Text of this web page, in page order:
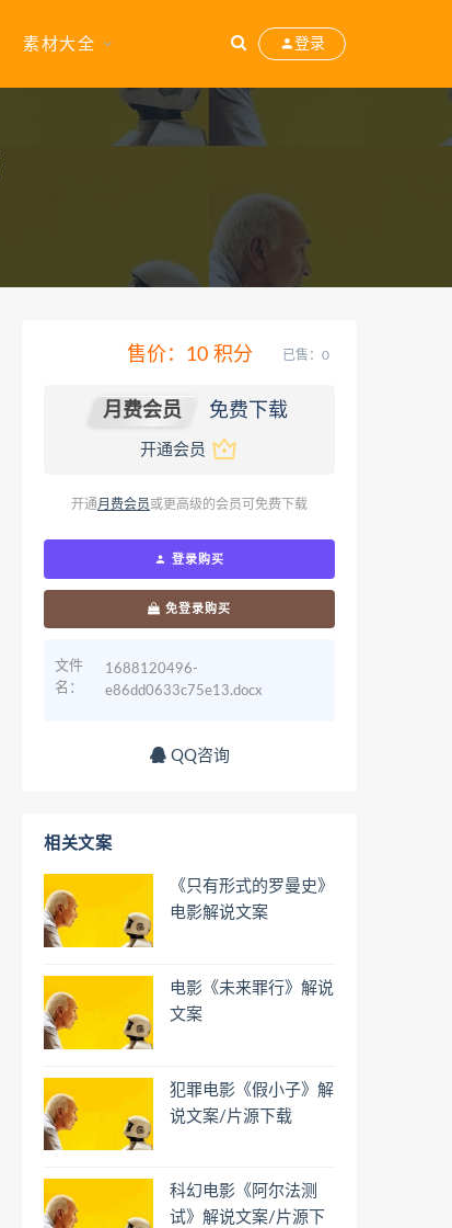
素材大全 登录
售价： 10积分
月费会员 免费下载
开通会员
开通月费会员或更高级的会员可免费下载
已售：0
登录购买
免登录购买
文件
名：
1688120496-
e86dd0633c75e13.docx
QQ咨询
相关文案
《只有形式的罗曼史》
电影解说文案
电影《未来罪行》解说
文案
犯罪电影《假小子》解
说文案/片源下载
科幻电影《阿尔法测
试》解说文案/片源下